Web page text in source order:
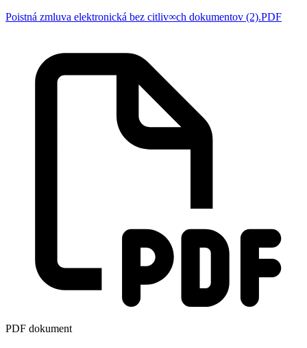
Poistná zmluva elektronická bez citliv∞ch dokumentov (2).PDF
PDF dokument